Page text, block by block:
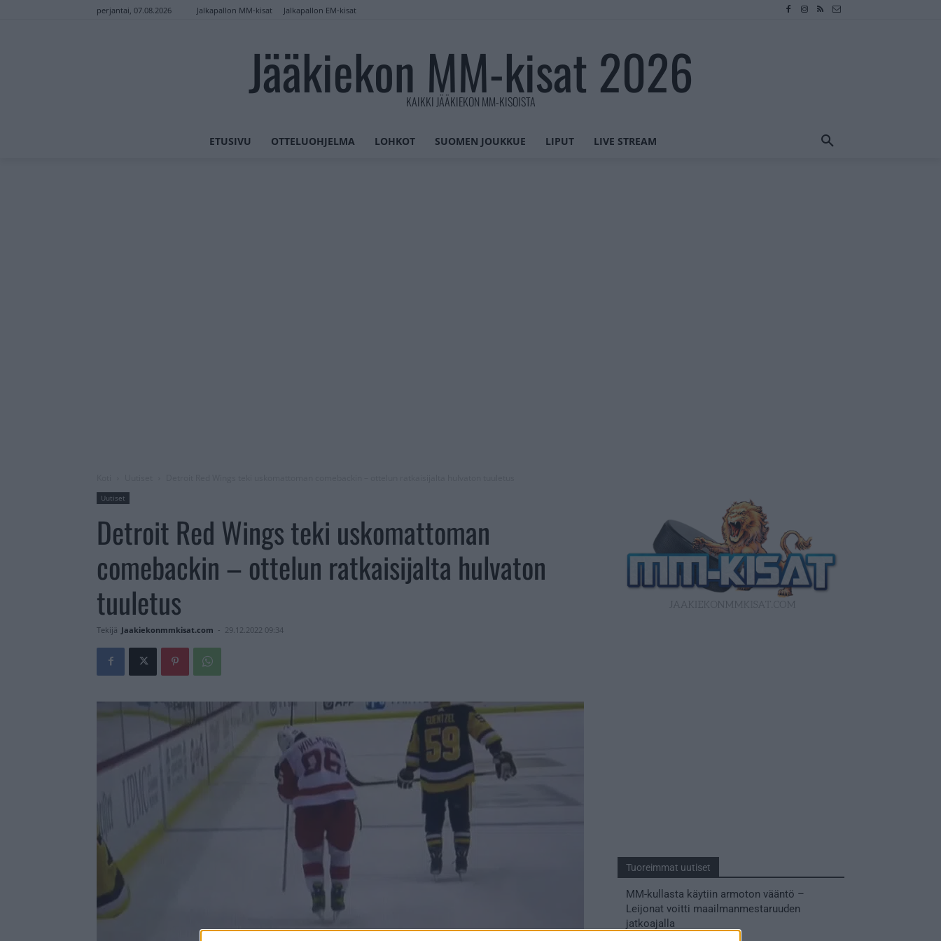
perjantai, 07.08.2026 Jalkapallon MM-kisat Jalkapallon EM-kisat
Jääkiekon MM-kisat 2026
KAIKKI JÄÄKIEKON MM-KISOISTA
ETUSIVU OTTELUOHJELMA LOHKOT SUOMEN JOUKKUE LIPUT LIVE STREAM
Uutiset
Detroit Red Wings teki uskomattoman
comebackin – ottelun ratkaisijalta hulvaton
tuuletus
Tekijä Jaakiekonmmkisat.com - 29.12.2022 09:34
Tuoreimmat uutiset
MM-kullasta käytiin armoton vääntö –
Leijonat voitti maailmanmestaruuden
jatkoajalla